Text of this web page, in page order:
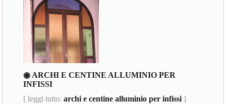
◉ ARCHI E CENTINE ALLUMINIO PER
INFISSI
[ leggi tutto:archi e centine alluminio per infissi ]